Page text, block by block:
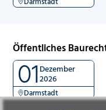
Öffentliches
01Dezember
2026
Darmstadt